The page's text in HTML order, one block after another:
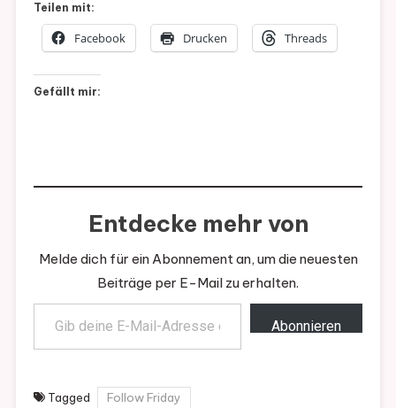
Teilen mit:
Facebook Drucken Threads
Gefällt mir:
Entdecke mehr von
Melde dich für ein Abonnement an, um die neuesten
Beiträge per E-Mail zu erhalten.
Gib deine E-Mail-Adresse ein ...
Abonnieren
Tagged Follow Friday